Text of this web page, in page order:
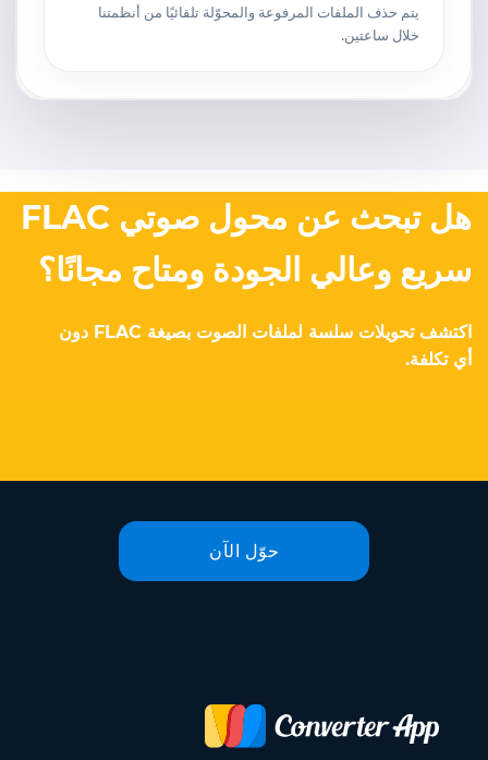
يتم حذف الملفات المرفوعة والمحوّلة تلقائيًا من أنظمتنا
خلال ساعتين.
هل تبحث عن محول صوتي FLAC
سريع وعالي الجودة ومتاح مجانًا؟
اكتشف تحويلات سلسة لملفات الصوت بصيغة FLAC دون
أي تكلفة.
حوّل الآن